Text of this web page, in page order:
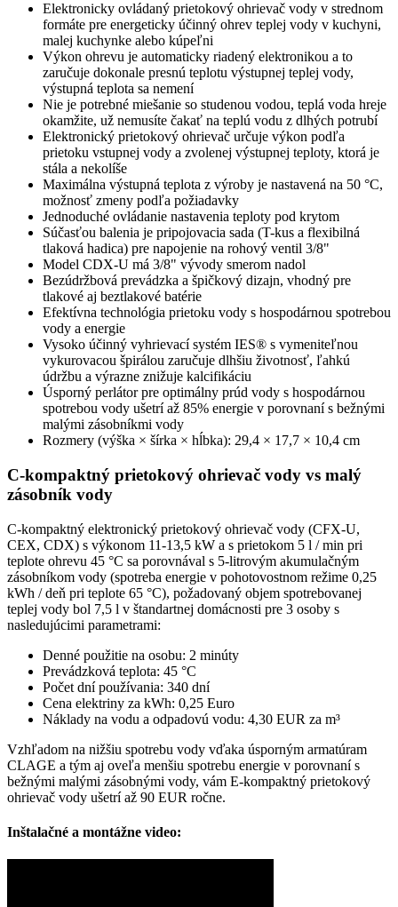
Elektronicky ovládaný prietokový ohrievač vody v strednom
formáte pre energeticky účinný ohrev teplej vody v kuchyni,
malej kuchynke alebo kúpeľni
Výkon ohrevu je automaticky riadený elektronikou a to
zaručuje dokonale presnú teplotu výstupnej teplej vody,
výstupná teplota sa nemení
Nie je potrebné miešanie so studenou vodou, teplá voda hreje
okamžite, už nemusíte čakať na teplú vodu z dlhých potrubí
Elektronický prietokový ohrievač určuje výkon podľa
prietoku vstupnej vody a zvolenej výstupnej teploty, ktorá je
stála a nekolíše
Maximálna výstupná teplota z výroby je nastavená na 50 °C,
možnosť zmeny podľa požiadavky
Jednoduché ovládanie nastavenia teploty pod krytom
Súčasťou balenia je pripojovacia sada (T-kus a flexibilná
tlaková hadica) pre napojenie na rohový ventil 3/8"
Model CDX-U má 3/8" vývody smerom nadol
Bezúdržbová prevádzka a špičkový dizajn, vhodný pre
tlakové aj beztlakové batérie
Efektívna technológia prietoku vody s hospodárnou spotrebou
vody a energie
Vysoko účinný vyhrievací systém IES® s vymeniteľnou
vykurovacou špirálou zaručuje dlhšiu životnosť, ľahkú
údržbu a výrazne znižuje kalcifikáciu
Úsporný perlátor pre optimálny prúd vody s hospodárnou
spotrebou vody ušetrí až 85% energie v porovnaní s bežnými
malými zásobníkmi vody
Rozmery (výška × šírka × hĺbka): 29,4 × 17,7 × 10,4 cm
C-kompaktný prietokový ohrievač vody vs malý
zásobník vody
C-kompaktný elektronický prietokový ohrievač vody (CFX-U,
CEX, CDX) s výkonom 11-13,5 kW a s prietokom 5 l / min pri
teplote ohrevu 45 °C sa porovnával s 5-litrovým akumulačným
zásobníkom vody (spotreba energie v pohotovostnom režime 0,25
kWh / deň pri teplote 65 °C), požadovaný objem spotrebovanej
teplej vody bol 7,5 l v štandartnej domácnosti pre 3 osoby s
nasledujúcimi parametrami:
Denné použitie na osobu: 2 minúty
Prevádzková teplota: 45 °C
Počet dní používania: 340 dní
Cena elektriny za kWh: 0,25 Euro
Náklady na vodu a odpadovú vodu: 4,30 EUR za m³
Vzhľadom na nižšiu spotrebu vody vďaka úsporným armatúram
CLAGE a tým aj oveľa menšiu spotrebu energie v porovnaní s
bežnými malými zásobnými vody, vám E-kompaktný prietokový
ohrievač vody ušetrí až 90 EUR ročne.
Inštalačné a montážne video: